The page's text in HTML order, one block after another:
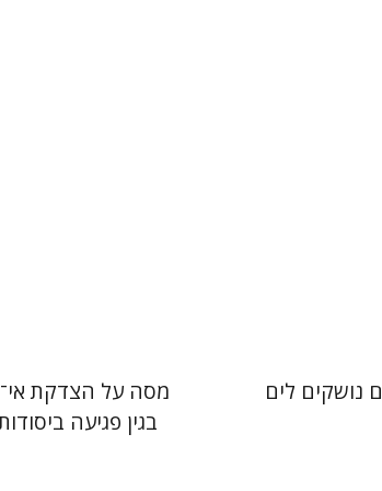
נושקים לים
מסה על הצדקת
בגין פגיעה